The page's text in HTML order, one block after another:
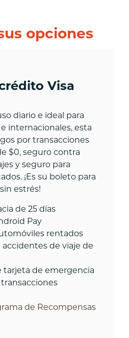
opciones
Visa
diario e ideal para
internacionales, esta
por transacciones
$0, seguro contra
y seguro para
¡Es su boleto para
estrés!
de 25 días
Pay
rentados
de viaje de
tarjeta de emergencia
transacciones
de Recompensas